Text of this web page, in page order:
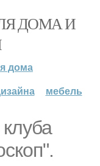
ДОМА И
дома
мебель